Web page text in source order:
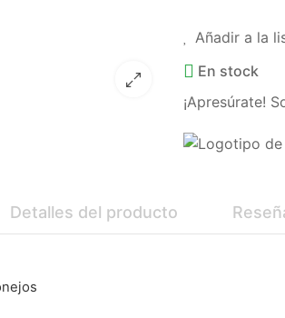
Añadir a la
En stock
¡Apresúrate!
Detalles del producto